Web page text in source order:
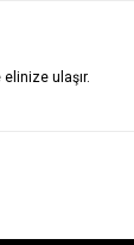
ulaşır.